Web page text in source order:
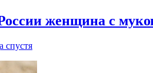
женщина с
спустя